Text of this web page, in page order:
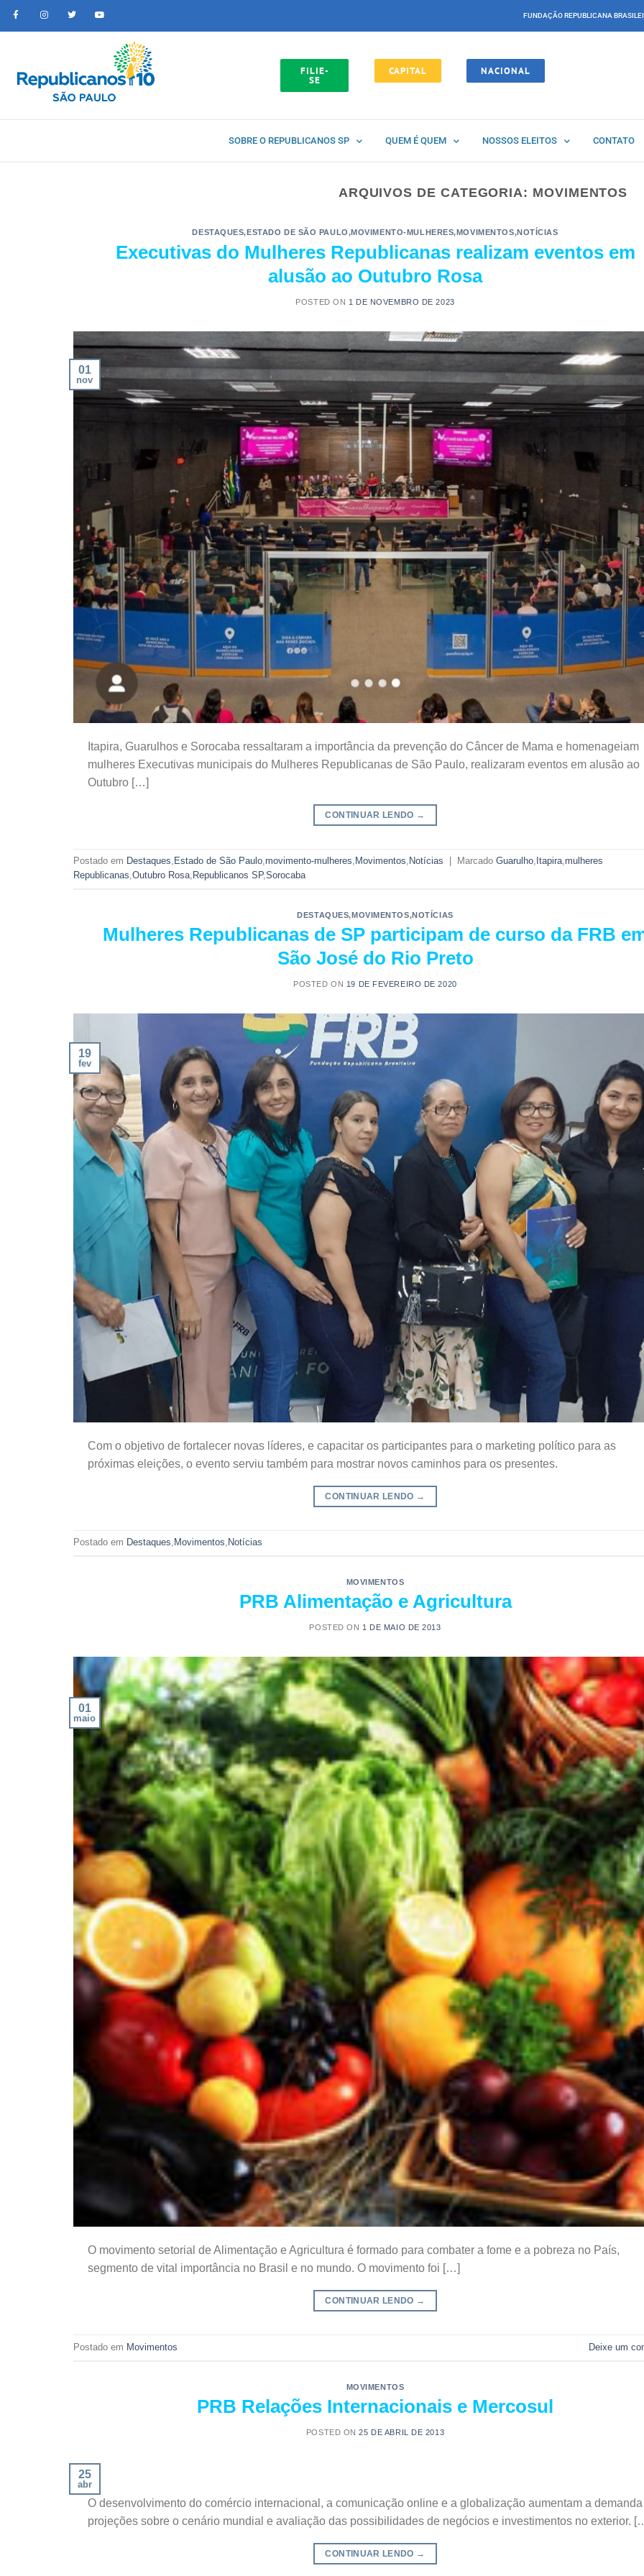
FUNDAÇÃO REPUBLICANA
FILIE-
SE
CAPITAL NACIONAL
SOBRE O REPUBLICANOS SP QUEM É QUEM NOSSOS ELEITOS CONTATO
ARQUIVOS DE CATEGORIA: MOVIMENTOS
DESTAQUES, ESTADO DE SÃO PAULO,MOVIMENTO-MULHERES, MOVIMENTOS,NOTÍCIAS
Executivas do Mulheres Republicanas realizam eventos em
alusão ao Outubro Rosa
POSTED ON 1 DE NOVEMBRO DE 2023
01
nov
Itapira, Guarulhos e Sorocaba ressaltaram a importância da prevenção do Câncer de Mama e homenageiam
mulheres Executivas municipais do Mulheres Republicanas de São Paulo, realizaram eventos em alusão ao
Outubro […]
CONTINUAR LENDO →
Postado em Destaques Estado de São Paulo movimento-mulheres Movimentos Notícias Marcado Guarulho Itapira mulheres
Republicanas Outubro Rosa Republicanos SP, Sorocaba
DESTAQUES,MOVIMENTOS,NOTÍCIAS
Mulheres Republicanas de SP participam de curso da FRB
São José do Rio Preto
POSTED ON 19 DE FEVEREIRO DE 2020
19
fev
Com o objetivo de fortalecer novas líderes, e capacitar os participantes para o marketing político para as
próximas eleições, o evento serviu também para mostrar novos caminhos para os presentes.
CONTINUAR LENDO →
Postado em Destaques, Movimentos, Notícias
MOVIMENTOS
PRB Alimentação e Agricultura
POSTED ON 1 DE MAIO DE 2013
01
maio
O movimento setorial de Alimentação e Agricultura é formado para combater a fome e a pobreza no País,
segmento de vital importância no Brasil e no mundo. O movimento foi […]
CONTINUAR LENDO →
Postado em Movimentos Deixe um
MOVIMENTOS
PRB Relações Internacionais e Mercosul
POSTED ON25 DE ABRIL DE 2013
25
abr
O desenvolvimento do comércio internacional, a comunicação online e a globalização aumentam a
projeções sobre o cenário mundial e avaliação das possibilidades de negócios e investimentos no exterior.
CONTINUAR LENDO →